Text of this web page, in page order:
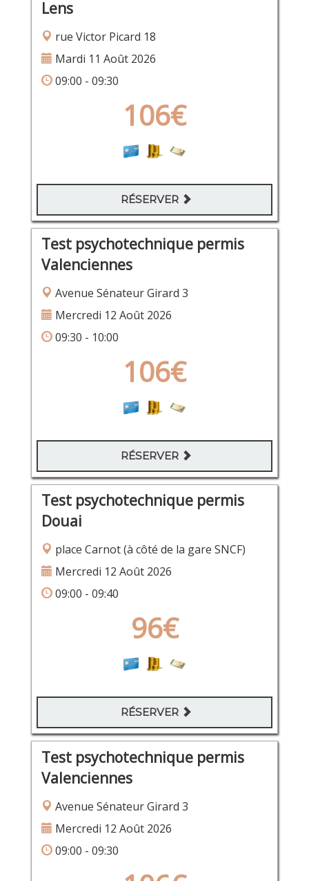
Lens
rue Victor Picard 18
Mardi 11 Août 2026
09:00 - 09:30
106€
RÉSERVER
Test psychotechnique permis
Valenciennes
Avenue Sénateur Girard 3
Mercredi 12 Août 2026
09:30 - 10:00
106€
RÉSERVER
Test psychotechnique permis
Douai
place Carnot (à côté de la gare SNCF)
Mercredi 12 Août 2026
09:00 - 09:40
96€
RÉSERVER
Test psychotechnique permis
Valenciennes
Avenue Sénateur Girard 3
Mercredi 12 Août 2026
09:00 - 09:30